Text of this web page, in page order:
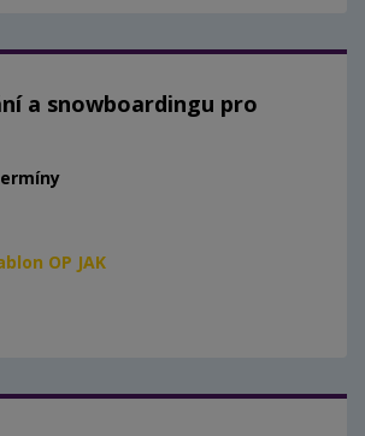
a snowboardingu pro
OP JAK